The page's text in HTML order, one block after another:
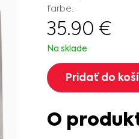
farbe.
35.90€
Na sklade
Pridať do
O